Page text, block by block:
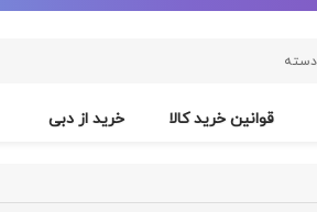
قوانین خرید کالا خرید از دبی